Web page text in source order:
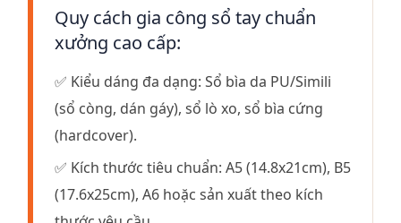
Quy cách gia công sổ tay chuẩn
xưởng cao cấp:
✅ Kiểu dáng đa dạng: Sổ bìa da PU/Simili
(sổ còng, dán gáy), sổ lò xo, sổ bìa cứng
(hardcover).
✅ Kích thước tiêu chuẩn: A5 (14.8x21cm), B5
(17.6x25cm), A6 hoặc sản xuất theo kích